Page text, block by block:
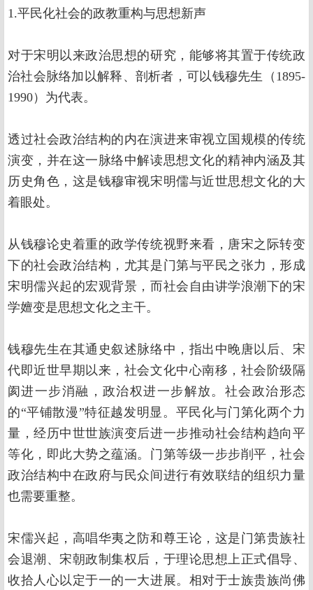
1.平民化社会的政教重构与思想新声
对于宋明以来政治思想的研究，能够将其置于传统政
治社会脉络加以解释、剖析者，可以钱穆先生（1895-
1990）为代表。
透过社会政治结构的内在演进来审视立国规模的传统
演变，并在这一脉络中解读思想文化的精神内涵及其
历史角色，这是钱穆审视宋明儒与近世思想文化的大
着眼处。
从钱穆论史着重的政学传统视野来看，唐宋之际转变
下的社会政治结构，尤其是门第与平民之张力，形成
宋明儒兴起的宏观背景，而社会自由讲学浪潮下的宋
学嬗变是思想文化之主干。
钱穆先生在其通史叙述脉络中，指出中晚唐以后、宋
代即近世早期以来，社会文化中心南移，社会阶级隔
阂进一步消融，政治权进一步解放。社会政治形态
的“平铺散漫”特征越发明显。平民化与门第化两个力
量，经历中世世族演变后进一步推动社会结构趋向平
等化，即此大势之蕴涵。门第等级一步步削平，社会
政治结构中在政府与民众间进行有效联结的组织力量
也需要重整。
宋儒兴起，高唱华夷之防和尊王论，这是门第贵族社
会退潮、宋朝政制集权后，于理论思想上正式倡导、
收拾人心以定于一的一大进展。相对于士族贵族尚佛